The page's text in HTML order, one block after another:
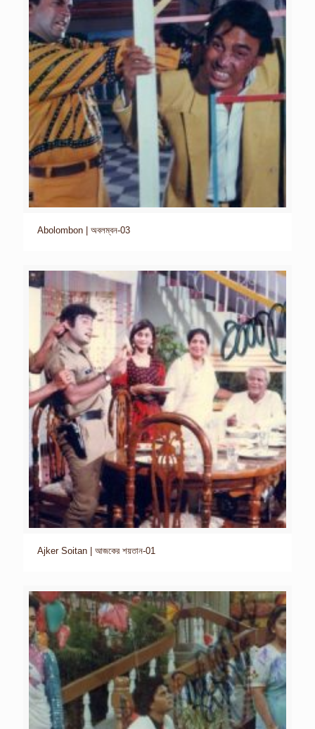
Abolombon | অবলম্বন-03
Ajker Soitan | আজকের শয়তান-01